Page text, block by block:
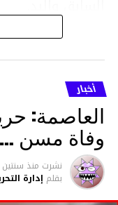
هذا وقد تمكن
هلال في توقيت
والقبض عليه
ما نُسبه إليه.
متابعة
قسم الاخبار
أخبار
العاصمة:
وفاة مسن …
نشرت منذ سنتين
بقلم إدارة